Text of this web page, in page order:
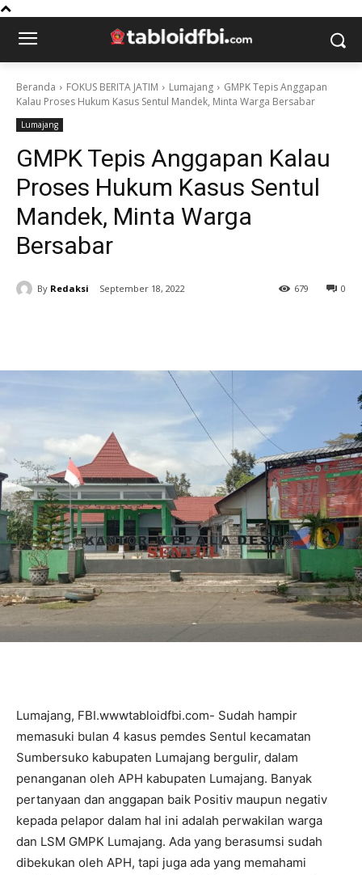
Beranda FOKUS BERITA JATIM Lumajang
GMPK Tepis Anggapan
Kalau Proses Hukum Kasus Sentul Mandek, Minta Warga Bersabar
Lumajang
GMPK Tepis Anggapan Kalau
Proses Hukum Kasus Sentul
Mandek, Minta Warga
Bersabar
By Redaksi September 18, 2022 0
679
Lumajang, FBI.wwwtabloidfbi.com- Sudah hampir
memasuki bulan 4 kasus pemdes Sentul kecamatan
Sumbersuko kabupaten Lumajang bergulir, dalam
penanganan oleh APH kabupaten Lumajang. Banyak
pertanyaan dan anggapan baik Positiv maupun negativ
kepada pelapor dalam hal ini adalah perwakilan warga
dan LSM GMPK Lumajang. Ada yang berasumsi sudah
dibekukan oleh APH, tapi juga ada yang memahami